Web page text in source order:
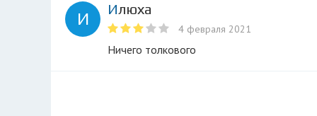
И
Илюха
4 февраля 2021
Ничего толкового